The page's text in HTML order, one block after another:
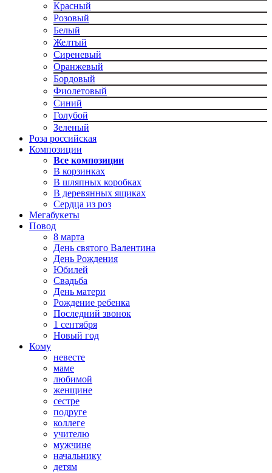
Красный
Розовый
Белый
Желтый
Сиреневый
Оранжевый
Бордовый
Фиолетовый
Синий
Голубой
Зеленый
Роза российская
Композиции
Все композиции
В корзинках
В шляпных коробках
В деревянных ящиках
Сердца из роз
Мегабукеты
Повод
8 марта
День святого Валентина
День Рождения
Юбилей
Свадьба
День матери
Рождение ребенка
Последний звонок
1 сентября
Новый год
Кому
невесте
маме
любимой
женщине
сестре
подруге
коллеге
учителю
мужчине
начальнику
детям